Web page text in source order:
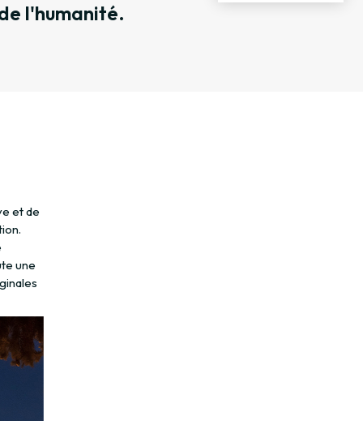
l'humanité.
et de
une